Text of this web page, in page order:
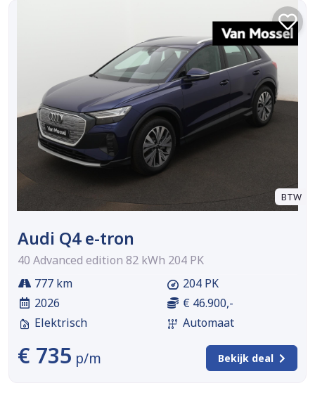
BTW
Audi Q4 e-tron
40 Advanced edition 82 kWh 204 PK
777 km
2026
Elektrisch
204 PK
€ 46.900,-
Automaat
€ 735 p/m Bekijk deal